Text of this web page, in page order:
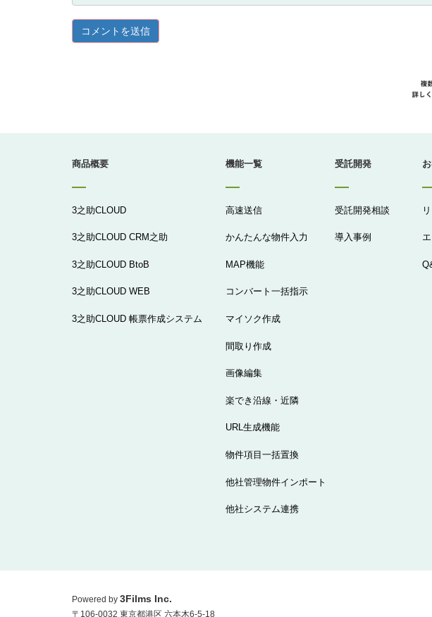
商品概要
3之助CLOUD
3之助CLOUD CRM之助
3之助CLOUD BtoB
3之助CLOUD WEB
3之助CLOUD 帳票作成システム
機能一覧
高速送信
かんたんな物件入力
MAP機能
コンバート一括指示
マイソク作成
間取り作成
画像編集
楽でき沿線・近隣
URL生成機能
物件項目一括置換
他社管理物件インポート
他社システム連携
受託開発
受託開発相談
導入事例
Powered by 3Films Inc.
〒106-0032 東京都港区 六本木6-5-18